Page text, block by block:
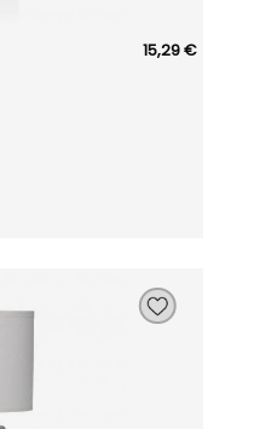
15,29 €